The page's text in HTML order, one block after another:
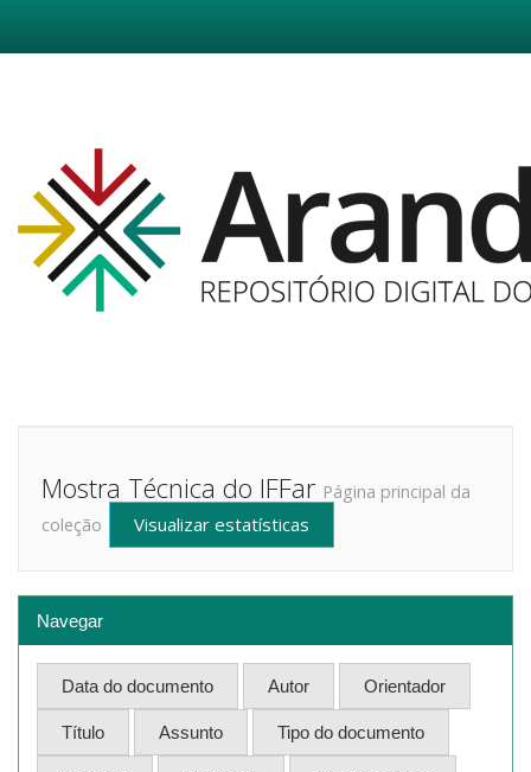
Mostra Técnica do IFFar Página principal da
coleção
Visualizar estatísticas
Navegar